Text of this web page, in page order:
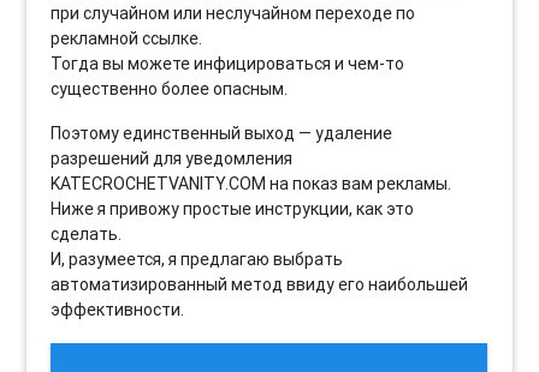
при случайном или неслучайном переходе по
рекламной ссылке.
Тогда вы можете инфицироваться и чем-то
существенно более опасным.
Поэтому единственный выход — удаление
разрешений для уведомления
KATECROCHETVANITY.COM на показ вам рекламы.
Ниже я привожу простые инструкции, как это
сделать.
И, разумеется, я предлагаю выбрать
автоматизированный метод ввиду его наибольшей
эффективности.